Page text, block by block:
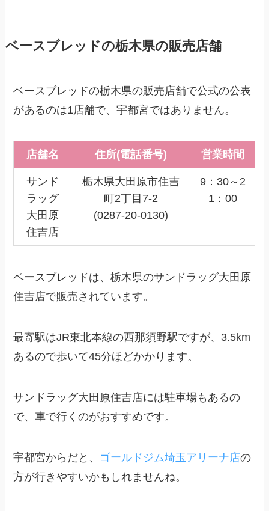
ベースブレッドの栃木県の販売店舗
ベースブレッドの栃木県の販売店舗で公式の公表
があるのは1店舗で、宇都宮ではありません。
店舗名 住所(電話番号) 営業時間
サンド
ラッグ
大田原
住吉店
栃木県大田原市住吉
町2丁目7-2
(0287-20-0130)
9：30～2
1：00
ベースブレッドは、栃木県のサンドラッグ大田原
住吉店で販売されています。
最寄駅はJR東北本線の西那須野駅ですが、3.5km
あるので歩いて45分ほどかかります。
サンドラッグ大田原住吉店には駐車場もあるの
で、車で行くのがおすすめです。
宇都宮からだと、 ゴールドジム埼玉アリーナ店の
方が行きやすいかもしれませんね。